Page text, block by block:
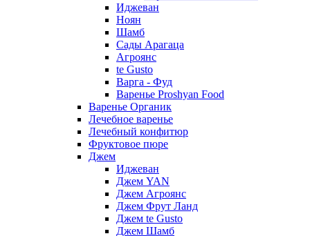
Иджеван
Ноян
Шамб
Сады Арагаца
Агроянс
te Gusto
Варга - Фуд
Варенье Proshyan Food
Варенье Органик
Лечебное варенье
Лечебный конфитюр
Фруктовое пюре
Джем
Иджеван
Джем YAN
Джем Агроянс
Джем Фрут Ланд
Джем te Gusto
Джем Шамб